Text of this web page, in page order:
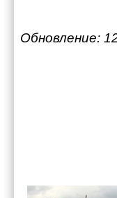
Обновление: